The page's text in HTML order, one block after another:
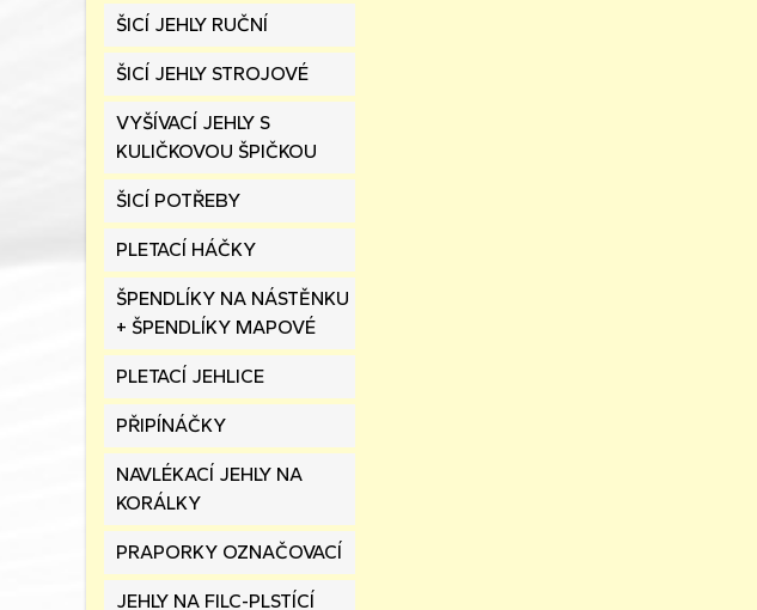
ŠICÍ JEHLY RUČNÍ
ŠICÍ JEHLY STROJOVÉ
VYŠÍVACÍ JEHLY S
KULIČKOVOU ŠPIČKOU
ŠICÍ POTŘEBY
PLETACÍ HÁČKY
ŠPENDLÍKY NA NÁSTĚNKU
+ ŠPENDLÍKY MAPOVÉ
PLETACÍ JEHLICE
PŘIPÍNÁČKY
NAVLÉKACÍ JEHLY NA
KORÁLKY
PRAPORKY OZNAČOVACÍ
JEHLY NA FILC-PLSTÍCÍ